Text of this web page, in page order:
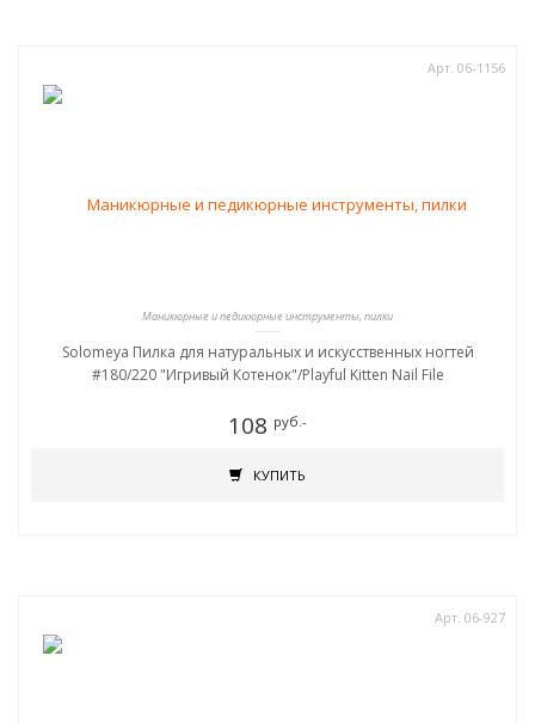
Арт. 06-1156
Маникюрные и педикюрные инструменты, пилки
Solomeya Пилка для натуральных и искусственных ногтей
#180/220 "Игривый Котенок"/Playful Kitten Nail File
108 руб.-
КУПИТЬ
Арт. 06-927